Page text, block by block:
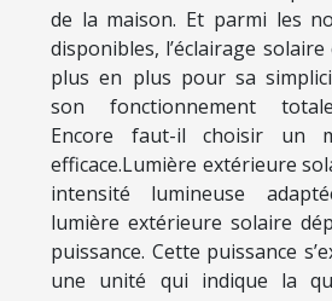
de la maison. Et parmi les
disponibles, l’éclairage
plus en plus pour sa
son fonctionnement
Encore faut-il choisir un
efficace.Lumière extérieure
intensité lumineuse
lumière extérieure solaire
puissance. Cette puissance
une unité qui indique la